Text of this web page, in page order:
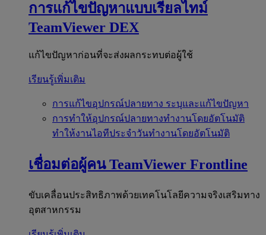
การแก้ไขปัญหาแบบเรียลไทม์
TeamViewer DEX
แก้ไขปัญหาก่อนที่จะส่งผลกระทบต่อผู้ใช้
เรียนรู้เพิ่มเติม
การแก้ไขอุปกรณ์ปลายทาง ระบุและแก้ไขปัญหา
การทำให้อุปกรณ์ปลายทางทำงานโดยอัตโนมัติ
ทำให้งานไอทีประจำวันทำงานโดยอัตโนมัติ
เชื่อมต่อผู้คน TeamViewer Frontline
ขับเคลื่อนประสิทธิภาพด้วยเทคโนโลยีความจริงเสริมทาง
อุตสาหกรรม